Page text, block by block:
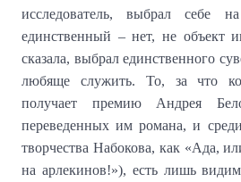
исследователь, выбрал себе
единственный – нет, не объект
сказала, выбрал единственного
любяще служить. То, за что
получает премию Андрея
переведенных им романа, и
творчества Набокова, как «Ада,
на арлекинов!»), есть лишь